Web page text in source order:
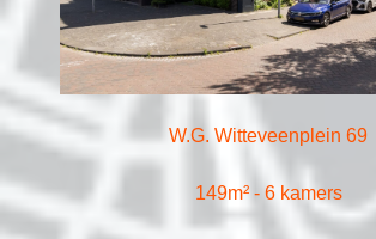
W.G. Witteveenplein 69
149m² - 6 kamers